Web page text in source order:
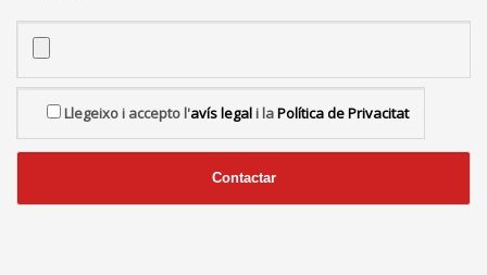
Llegeixo i accepto l'avís legali laPolítica de Privacitat